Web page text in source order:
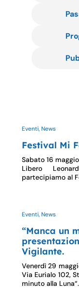
Eventi, News
Festival Mi
Sabato 16
Libero
partecipiamo al
Eventi, News
“Manca un
Vigilante.
Venerdì 29
Via Eurialo 102,
minuto alla